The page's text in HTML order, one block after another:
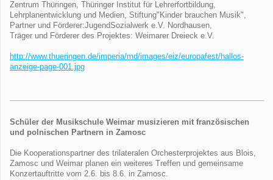
Zentrum Thüringen, Thüringer Institut für Lehrerfortbildung,
Lehrplanentwicklung und Medien, Stiftung"Kinder brauchen Musik",
Partner und Förderer:JugendSozialwerk e.V. Nordhausen,
Träger und Förderer des Projektes: Weimarer Dreieck e.V.
http://www.thueringen.de/imperia/md/images/eiz/europafest/hallos-
anzeige-page-001.jpg
Schüler der Musikschule Weimar musizieren mit französischen
und polnischen Partnern in Zamosc
Die Kooperationspartner des trilateralen Orchesterprojektes aus Blois,
Zamosc und Weimar planen ein weiteres Treffen und gemeinsame
Konzertauftritte vom 2.6. bis 8.6. in Zamosc.